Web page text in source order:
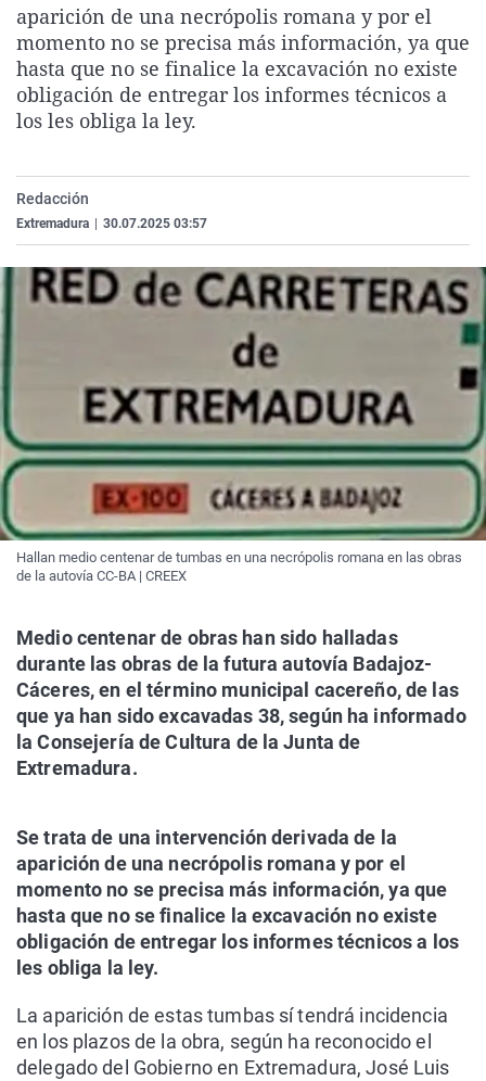
La rosa de los vientos
Gente viajera
Como el perro y el
Caso
Retornados
Equipo de
Extremadura
Galicia
La Rioja
Virales
Televisión
Elecciones
aparición de una necrópolis romana y por el
momento no se precisa más información, ya que
hasta que no se finalice la excavación no existe
obligación de entregar los informes técnicos a
los les obliga la ley.
Redacción
Extremadura 30.07.2025 03:57
Hallan medio centenar de tumbas en una necrópolis romana en las obras
de la autovía CC-BA | CREEX
Medio centenar de obras han sido halladas
durante las obras de la futura autovía Badajoz-
Cáceres, en el término municipal cacereño, de las
que ya han sido excavadas 38, según ha informado
la Consejería de Cultura de la Junta de
Extremadura.
Se trata de una intervención derivada de la
aparición de una necrópolis romana y por el
momento no se precisa más información, ya que
hasta que no se finalice la excavación no existe
obligación de entregar los informes técnicos a los
les obliga la ley.
La aparición de estas tumbas sí tendrá incidencia
en los plazos de la obra, según ha reconocido el
delegado del Gobierno en Extremadura, José Luis